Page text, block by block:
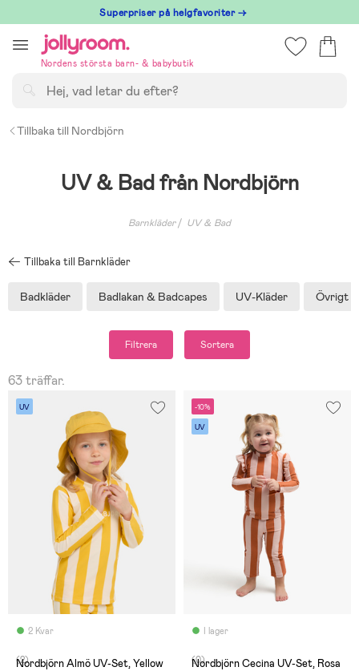
till
innehållet
Superpriser på helgfavoriter →
Nordens största barn- & babybutik
Tillbaka till Nordbjörn
UV & Bad från Nordbjörn
Barnkläder UV & Bad
Tillbaka till Barnkläder
Badkläder Badlakan & Badcapes UV-Kläder Övrigt
Filtrera Sortera
63 träffar.
UV
2 Kvar
(2)
Nordbjörn Almö UV-Set, Yellow
-10%
UV
I lager
(0)
Nordbjörn Cecina UV-Set, Rosa